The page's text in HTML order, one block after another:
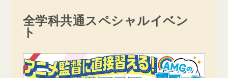
全学科共通スペシャルイベン
ト